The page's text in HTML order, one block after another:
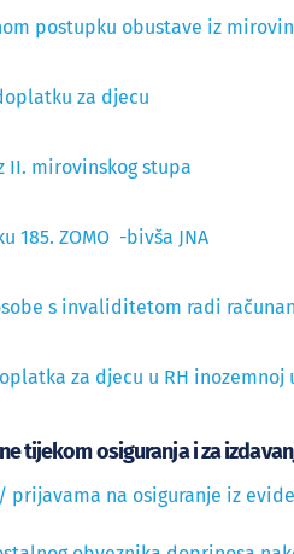
postupku obustave iz
za djecu
II. mirovinskog stupa
185. ZOMO -bivša JNA
s invaliditetom radi
za djecu u RH
tijekom osiguranja i za
na osiguranje iz